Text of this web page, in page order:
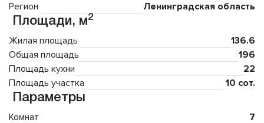
Регион
Ленинградская область
Площади, м2
Жилая площадь
136.6
Общая площадь
196
Площадь кухни
22
Площадь участка
10 сот.
Параметры
Комнат
7